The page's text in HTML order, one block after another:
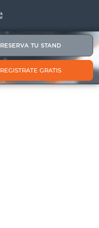
RESERVA TU STAND
REGISTRATE GRATIS